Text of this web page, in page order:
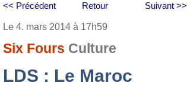
Retour
<< Précédent Suivant >>
Le 4. mars 2014 à 17h59
Six Fours Culture
LDS : Le Maroc